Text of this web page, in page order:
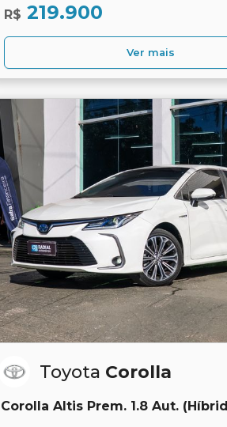
R$ 219.900
Ver mais
Toyota Corolla
Corolla Altis Prem. 1.8 Aut.